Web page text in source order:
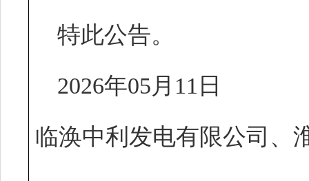
特此公告。
2026年05月11日
临涣中利发电有限公司